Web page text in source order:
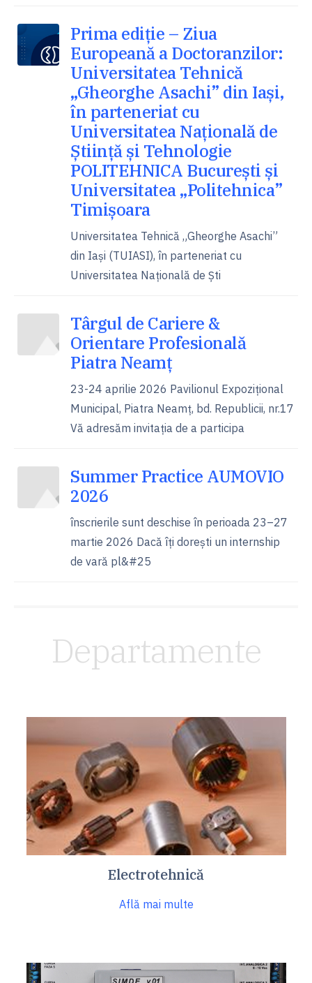
Prima ediție – Ziua
Europeană a Doctoranzilor:
Universitatea Tehnică
„Gheorghe Asachi” din Iași,
în parteneriat cu
Universitatea Națională de
Știință și Tehnologie
POLITEHNICA București și
Universitatea „Politehnica”
Timișoara
Universitatea Tehnică „Gheorghe Asachi”
din Iași (TUIASI), în parteneriat cu
Universitatea Națională de Ști
Târgul de Cariere &
Orientare Profesională
Piatra Neamț
23-24 aprilie 2026 Pavilionul Expozițional
Municipal, Piatra Neamț, bd. Republicii, nr.17
Vă adresăm invitația de a participa
Summer Practice AUMOVIO
2026
înscrierile sunt deschise în perioada 23–27
martie 2026 Dacă îți dorești un internship
de vară pl&#25
Departamente
Electrotehnică
Află mai multe